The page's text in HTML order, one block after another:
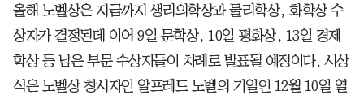
올해 노벨상은 지금까지 생리의학상과 물리학상, 화학상 수
상자가 결정된데 이어 9일 문학상, 10일 평화상, 13일 경제
학상 등 남은 부문 수상자들이 차례로 발표될 예정이다. 시상
식은 노벨상 창시자인 알프레드 노벨의 기일인 12월 10일 열